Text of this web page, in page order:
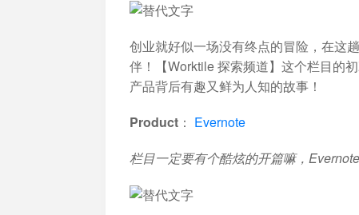
人
加入开放平台，打造更好的开放平台
与
体系
创业就好似一场没有终点的冒险，在这
伴！【Worktile 探索频道】这个栏目的
产品背后有趣又鲜为人知的故事！
Product： Evernote
栏目一定要有个酷炫的开篇嘛，